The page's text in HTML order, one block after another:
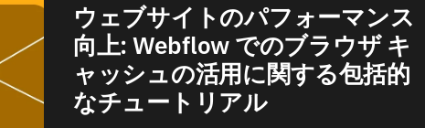
ウェブサイトのパフォーマンス
向上: Webflow でのブラウザ キ
ャッシュの活用に関する包括的
なチュートリアル